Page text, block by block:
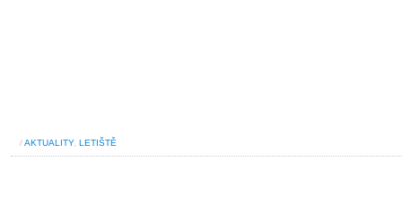
/AKTUALITY, LETIŠTĚ